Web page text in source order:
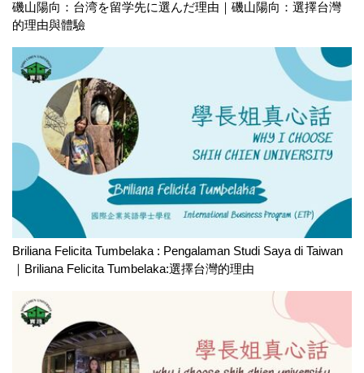
磯山陽向：台湾を留学先に選んだ理由｜磯山陽向：選擇台灣
的理由與體驗
Briliana Felicita Tumbelaka : Pengalaman Studi Saya di Taiwan
｜Briliana Felicita Tumbelaka:選擇台灣的理由